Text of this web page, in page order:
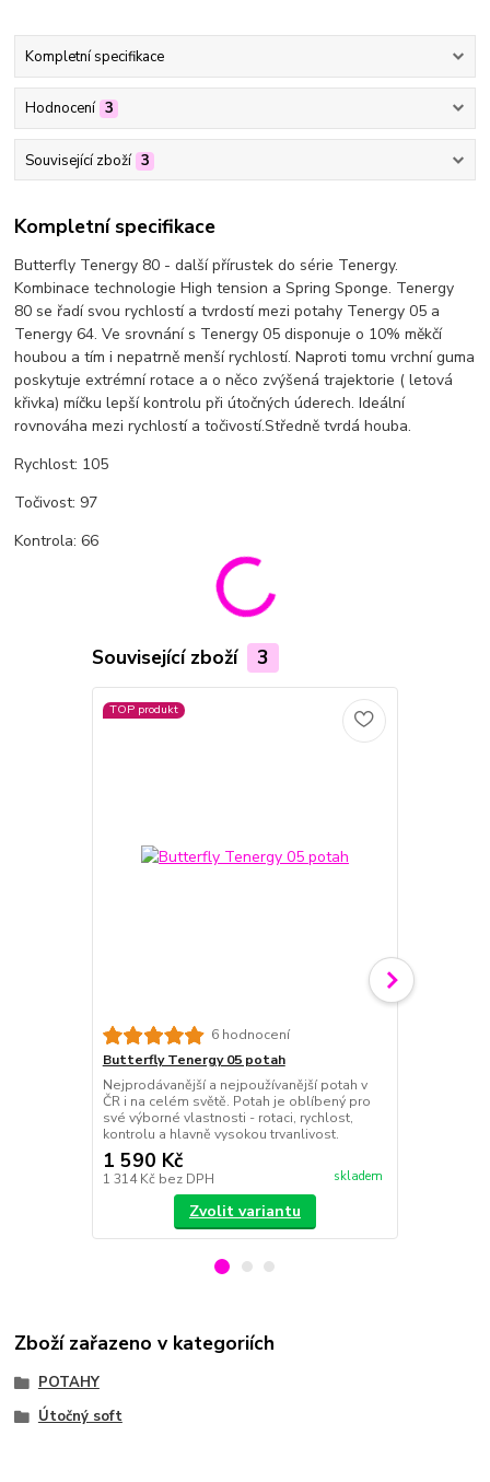
Kompletní specifikace
Hodnocení 3
Související zboží 3
Kompletní specifikace
Butterfly Tenergy 80 - další přírustek do série Tenergy.
Kombinace technologie High tension a Spring Sponge. Tenergy
80 se řadí svou rychlostí a tvrdostí mezi potahy Tenergy 05 a
Tenergy 64. Ve srovnání s Tenergy 05 disponuje o 10% měkčí
houbou a tím i nepatrně menší rychlostí. Naproti tomu vrchní guma
poskytuje extrémní rotace a o něco zvýšená trajektorie ( letová
křivka) míčku lepší kontrolu při útočných úderech. Ideální
rovnováha mezi rychlostí a točivostí.Středně tvrdá houba.
Rychlost: 105
Točivost: 97
Kontrola: 66
Související zboží 3
TOP produkt
6 hodnocení
Butterfly Tenergy 05 potah
Nejprodávanější a nejpoužívanější potah v
ČR i na celém světě. Potah je oblíbený pro
své výborné vlastnosti - rotaci, rychlost,
kontrolu a hlavně vysokou trvanlivost.
1 590 Kč
1 314 Kč bez DPH skladem
Zvolit variantu
Zboží zařazeno v kategoriích
POTAHY
Útočný soft